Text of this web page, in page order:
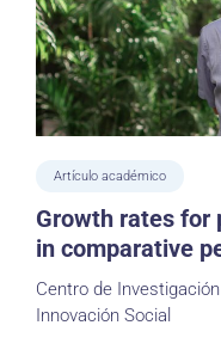
Artículo académico
Growth rates for
in comparative
Centro de
Innovación Social